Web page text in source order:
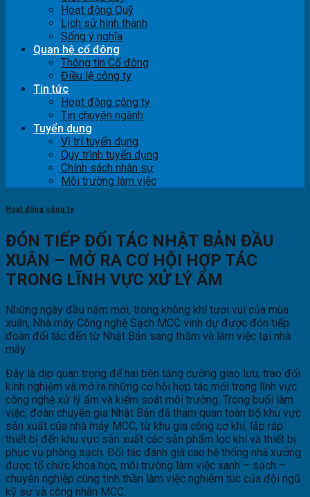
Hoạt động Quỹ
Lịch sử hình thành
Sống ý nghĩa
Quan hệ cổ đông
Thông tin Cổ đông
Điều lệ công ty
Tin tức
Hoạt động công ty
Tin chuyên ngành
Tuyển dụng
Vị trí tuyển dụng
Quy trình tuyển dụng
Chính sách nhân sự
Môi trường làm việc
Hoạt động công ty
ĐÓN TIẾP ĐỐI TÁC NHẬT BẢN ĐẦU
XUÂN – MỞ RA CƠ HỘI HỢP TÁC
TRONG LĨNH VỰC XỬ LÝ ẨM
Những ngày đầu năm mới, trong không khí tươi vui của mùa
xuân, Nhà máy Công nghệ Sạch MCC vinh dự được đón tiếp
đoàn đối tác đến từ Nhật Bản sang thăm và làm việc tại nhà
máy.
Đây là dịp quan trọng để hai bên tăng cường giao lưu, trao đổi
kinh nghiệm và mở ra những cơ hội hợp tác mới trong lĩnh vực
công nghệ xử lý ẩm và kiểm soát môi trường. Trong buổi làm
việc, đoàn chuyên gia Nhật Bản đã tham quan toàn bộ khu vực
sản xuất của nhà máy MCC, từ khu gia công cơ khí, lắp ráp
thiết bị đến khu vực sản xuất các sản phẩm lọc khí và thiết bị
phục vụ phòng sạch. Đối tác đánh giá cao hệ thống nhà xưởng
được tổ chức khoa học, môi trường làm việc xanh – sạch –
chuyên nghiệp cùng tinh thần làm việc nghiêm túc của đội ngũ
kỹ sư và công nhân MCC.